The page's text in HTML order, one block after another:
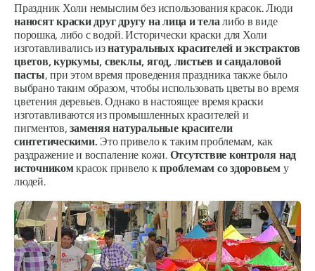
Праздник Холи немыслим без использования красок. Люди
наносят краски друг другу на лица и телалибо в виде
порошка, либо с водой. Исторически краски для Холи
изготавливались изнатуральных красителей и экстрактов
цветов, куркумы, свеклы, ягод, листьев и сандаловой
пасты, при этом время проведения праздника также было
выбрано таким образом, чтобы использовать цветы во время
цветения деревьев. Однако в настоящее время краски
изготавливаются из промышленных красителей и
пигментов,заменяя натуральные красители
синтетическими. Это привело к таким проблемам, как
раздражение и воспаление кожи. Отсутствие контроля над
источникомкрасок привело кпроблемам со здоровьем у
людей.